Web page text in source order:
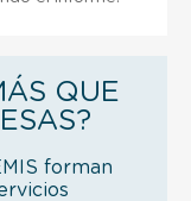
QUE
forman